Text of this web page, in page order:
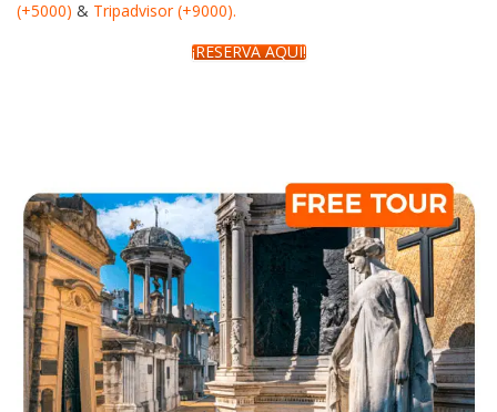
(+5000) & Tripadvisor(+9000).
¡RESERVÁ AQUÍ!